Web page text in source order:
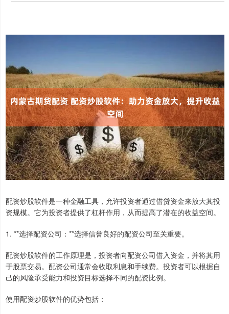
配资炒股软件是一种金融工具，允许投资者通过借贷资金来放大其投
资规模。它为投资者提供了杠杆作用，从而提高了潜在的收益空间。
1. **选择配资公司：**选择信誉良好的配资公司至关重要。
配资炒股软件的工作原理是，投资者向配资公司借入资金，并将其用
于股票交易。配资公司通常会收取利息和手续费。投资者可以根据自
己的风险承受能力和投资目标选择不同的配资比例。
使用配资炒股软件的优势包括：